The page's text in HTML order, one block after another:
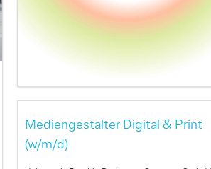
Mediengestalter Digital & Print
(w/m/d)